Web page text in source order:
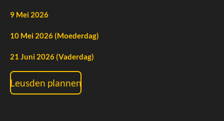
9 Mei 2026
10 Mei 2026 (Moederdag)
21 Juni 2026 (Vaderdag)
Leusden plannen